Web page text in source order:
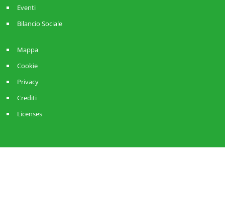
Eventi
Bilancio Sociale
Mappa
Cookie
Privacy
Crediti
Licenses